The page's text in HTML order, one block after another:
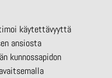
käytettävyyttä
ansiosta
kunnossapidon